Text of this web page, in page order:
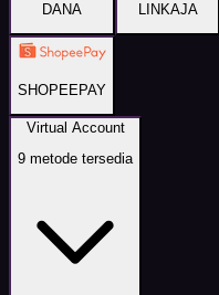
DANA LINKAJA
SHOPEEPAY
Virtual Account
9 metode tersedia